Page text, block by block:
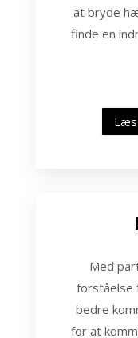
at bryde
finde en
Med
forståelse
bedre
for at